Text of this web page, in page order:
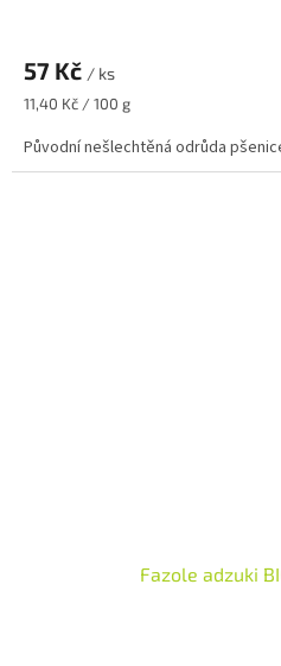
57 Kč / ks
Měrná
11,40 Kč / 100 g
Původní nešlechtěná odrůda
Fazole adzuki